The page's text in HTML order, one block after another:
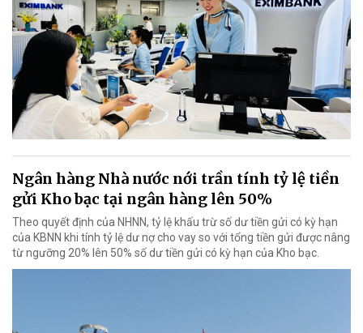
Ngân hàng Nhà nước nới trần tính tỷ lệ tiền
gửi Kho bạc tại ngân hàng lên 50%
Theo quyết định của NHNN, tỷ lệ khấu trừ số dư tiền gửi có kỳ hạn
của KBNN khi tính tỷ lệ dư nợ cho vay so với tổng tiền gửi được nâng
từ ngưỡng 20% lên 50% số dư tiền gửi có kỳ hạn của Kho bạc.